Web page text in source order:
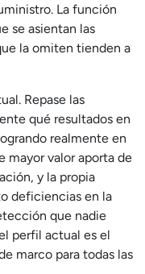
La función
se asientan las
la omiten tienden a
Repase las
qué resultados en
realmente en
mayor valor aporta de
y la propia
deficiencias en la
que nadie
perfil actual es el
marco para todas las